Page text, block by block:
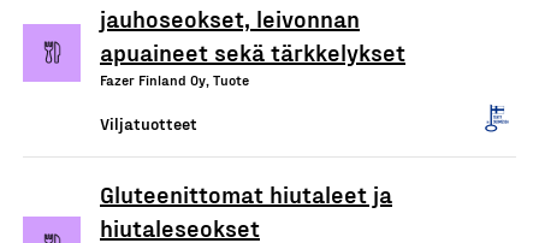
jauhoseokset, leivonnan
apuaineet sekä tärkkelykset
Fazer Finland Oy, Tuote
Viljatuotteet
Gluteenittomat hiutaleet ja
hiutaleseokset